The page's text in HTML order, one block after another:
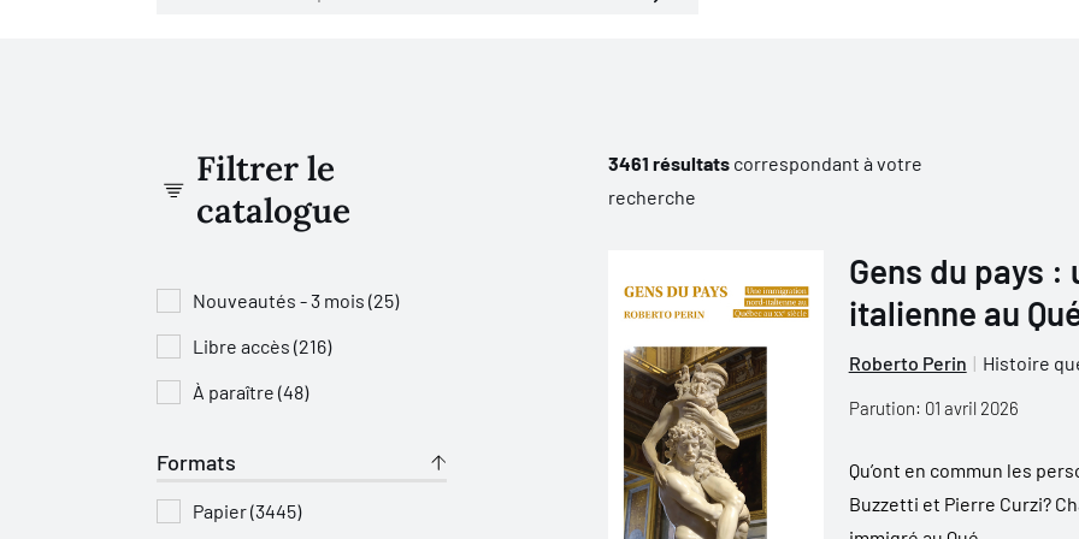
Filtrer le
catalogue
Nouveautés - 3 mois (25)
Libre accès (216)
À paraître (48)
Formats
Papier (3445)
3461 résultatscorrespondant à votre
recherche
Gens du pays
italienne au
Roberto Perin Histoire
Parution: 01 avril 2026
Qu’ont en commun les
Buzzetti et Pierre Curzi?